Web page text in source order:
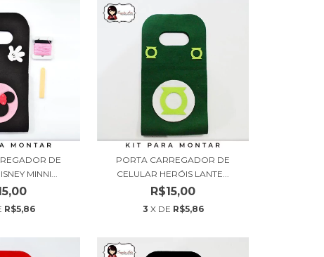
DE
MINNI...
R$5,86
PORTA CARREGADOR DE
CELULAR HERÓIS LANTE...
R$15,00
3 X DE R$5,86